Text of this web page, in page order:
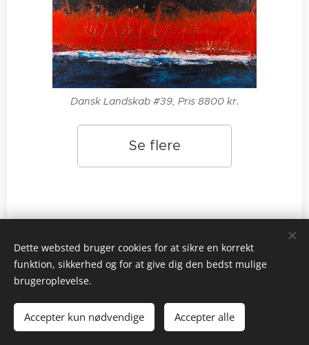
Dansk Landskab #39, Pris 8800 kr.
Se flere
Galleri Halmtorvet, v/Steen Nørgaard Teglgade 18 9550
Mariager 26134075kontakt@gallerihalmtorvet.dkcvr:
Cookies
Dette websted bruger cookies for at sikre en korrekt
funktion, sikkerhed og for at give dig den bedst mulige
brugeroplevelse.
Accepter kun nødvendige Accepter alle